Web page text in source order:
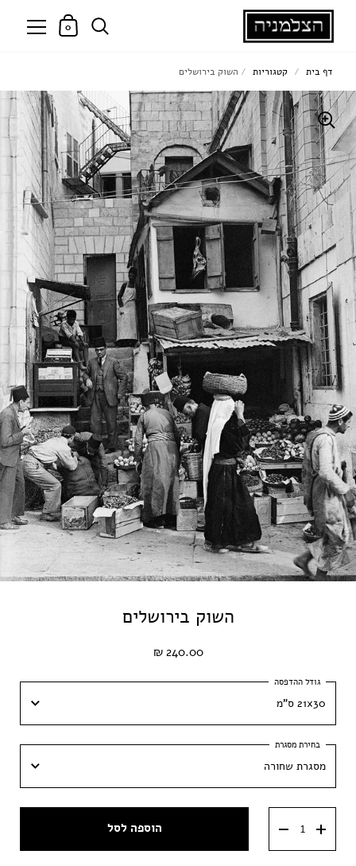
0
השוק בירושלים
240.00 ₪
21x30 ס"מ
21x30 ס"מ
30x42 ס״מ
40x60 ס״מ
50x70 ס״מ
מסגרת שחורה
מסגרת וונגה הוספה לסל
דף בית / קטגוריות / השוק בירושלים